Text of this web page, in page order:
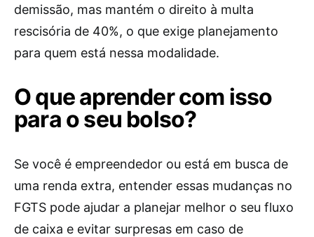
demissão, mas mantém o direito à multa
rescisória de 40%, o que exige planejamento
para quem está nessa modalidade.
O que aprender com isso
para o seu bolso?
Se você é empreendedor ou está em busca de
uma renda extra, entender essas mudanças no
FGTS pode ajudar a planejar melhor o seu fluxo
de caixa e evitar surpresas em caso de